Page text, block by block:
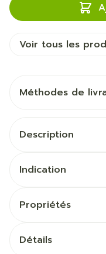
Voir tous les
Méthodes de
Description
Indication
Propriétés
Détails